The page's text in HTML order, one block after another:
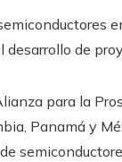
de
para la
Panamá y